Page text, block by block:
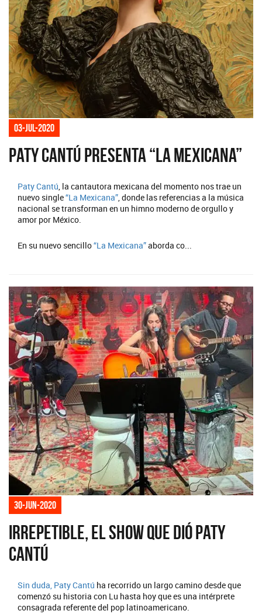
03-jul-2020
Paty Cantú presenta “La Mexicana”
Paty Cantú , la cantautora mexicana del momento nos trae un
nuevo single“La Mexicana” , donde las referencias a la música
nacional se transforman en un himno moderno de orgullo y
amor por México.
En su nuevo sencillo“La Mexicana”aborda co...
30-jun-2020
Irrepetible, el show que dió Paty
Cantú
Sin duda, Paty Cantú ha recorrido un largo camino desde que
comenzó su historia con Lu hasta hoy que es una intérprete
consagrada referente del pop latinoamericano.